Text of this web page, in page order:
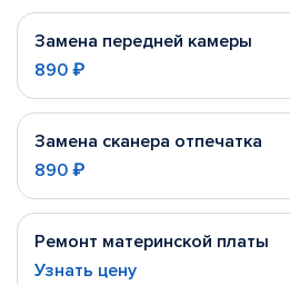
Замена передней камеры
890 ₽
Замена сканера отпечатка
890 ₽
Ремонт материнской платы
Узнать цену